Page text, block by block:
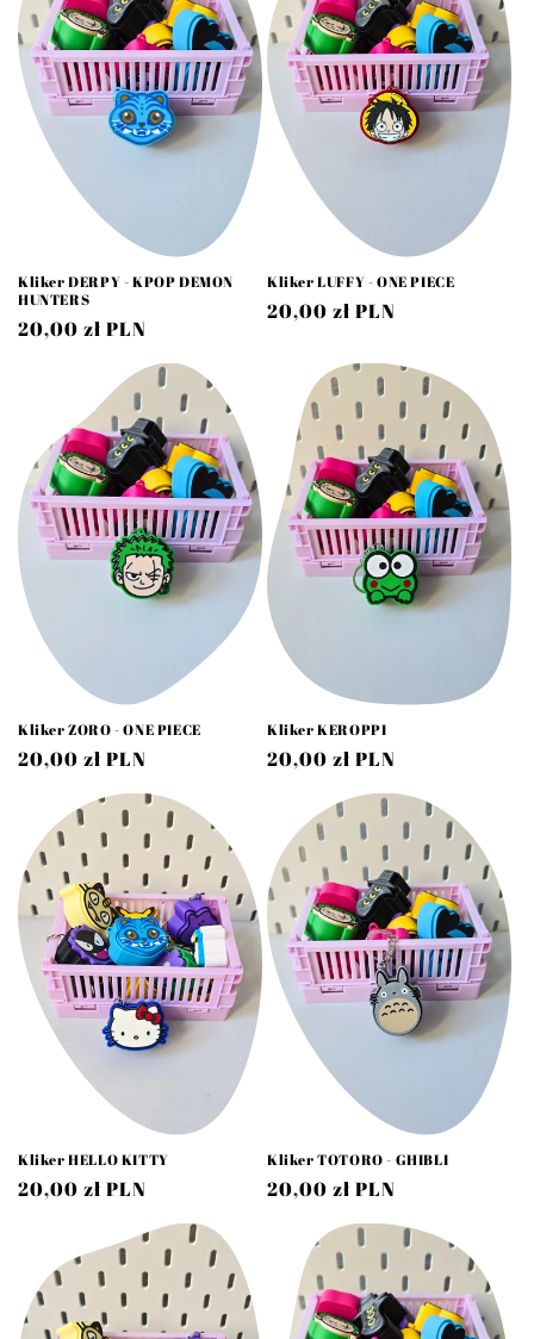
Kliker DERPY - KPOP DEMON
HUNTERS
Cena
20,00 zł PLN
Kliker LUFFY - ONE PIECE
Cena
20,00 zł PLN
Kliker ZORO - ONE PIECE
Cena
20,00 zł PLN
Kliker KEROPPI
Cena
20,00 zł PLN
Kliker HELLO KITTY
Cena
20,00 zł PLN
Kliker TOTORO - GHIBLI
Cena
regularna
20,00 zł PLN